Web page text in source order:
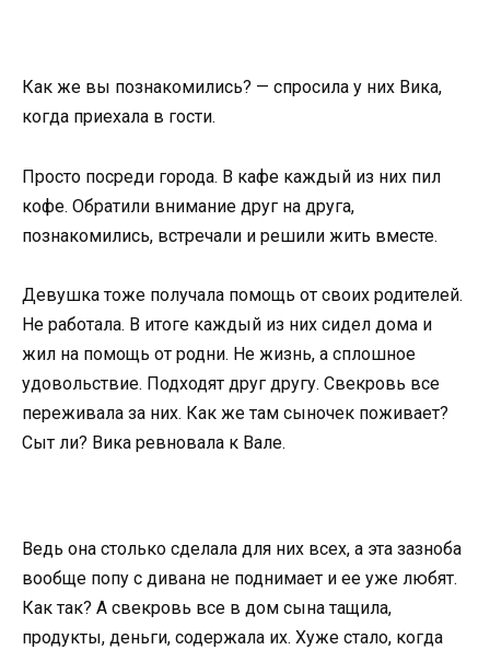
Как же вы познакомились? — спросила у них Вика,
когда приехала в гости.
Просто посреди города. В кафе каждый из них пил
кофе. Обратили внимание друг на друга,
познакомились, встречали и решили жить вместе.
Девушка тоже получала помощь от своих родителей.
Не работала. В итоге каждый из них сидел дома и
жил на помощь от родни. Не жизнь, а сплошное
удовольствие. Подходят друг другу. Свекровь все
переживала за них. Как же там сыночек поживает?
Сыт ли? Вика ревновала к Вале.
Ведь она столько сделала для них всех, а эта зазноба
вообще попу с дивана не поднимает и ее уже любят.
Как так? А свекровь все в дом сына тащила,
продукты, деньги, содержала их. Хуже стало, когда